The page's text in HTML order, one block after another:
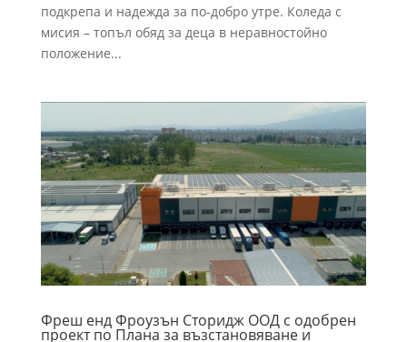
подкрепа и надежда за по-добро утре. Коледа с
мисия – топъл обяд за деца в неравностойно
положение...
Фреш енд Фроузън Сторидж ООД с одобрен
проект по Плана за възстановяване и